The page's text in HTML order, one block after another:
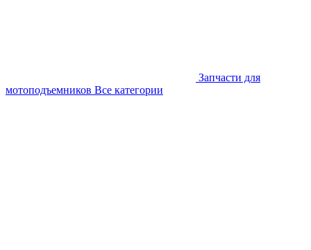
Запчасти для
мотоподъемников Все категории